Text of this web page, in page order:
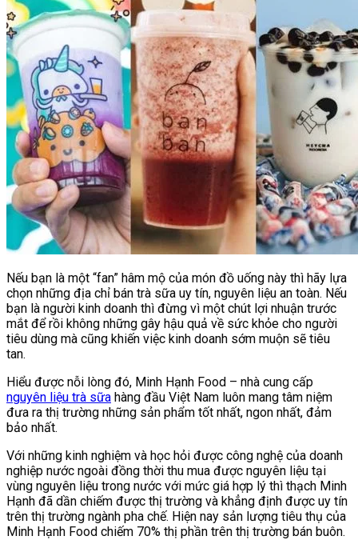
Nếu bạn là một “fan” hâm mộ của món đồ uống này thì hãy lựa
chọn những địa chỉ bán trà sữa uy tín, nguyên liệu an toàn. Nếu
bạn là người kinh doanh thì đừng vì một chút lợi nhuận trước
mắt để rồi không những gây hậu quả về sức khỏe cho người
tiêu dùng mà cũng khiến việc kinh doanh sớm muộn sẽ tiêu
tan.
Hiểu được nỗi lòng đó, Minh Hạnh Food – nhà cung cấp
nguyên liệu trà sữa hàng đầu Việt Nam luôn mang tâm niệm
đưa ra thị trường những sản phẩm tốt nhất, ngon nhất, đảm
bảo nhất.
Với những kinh nghiệm và học hỏi được công nghệ của doanh
nghiệp nước ngoài đồng thời thu mua được nguyên liệu tại
vùng nguyên liệu trong nước với mức giá hợp lý thì thạch Minh
Hạnh đã dần chiếm được thị trường và khẳng định được uy tín
trên thị trường ngành pha chế. Hiện nay sản lượng tiêu thụ của
Minh Hạnh Food chiếm 70% thị phần trên thị trường bán buôn.